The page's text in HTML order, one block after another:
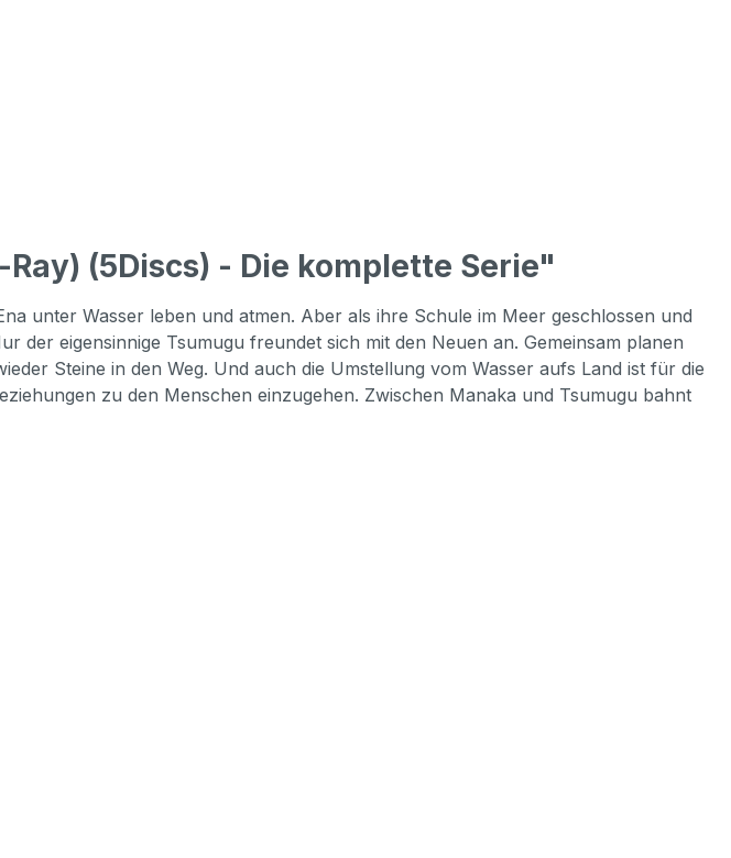
(5Discs) - Die komplette Serie"
unter Wasser leben und atmen. Aber als ihre Schule im Meer geschlossen und
der eigensinnige Tsumugu freundet sich mit den Neuen an. Gemeinsam planen
Steine in den Weg. Und auch die Umstellung vom Wasser aufs Land ist für die
zu den Menschen einzugehen. Zwischen Manaka und Tsumugu bahnt